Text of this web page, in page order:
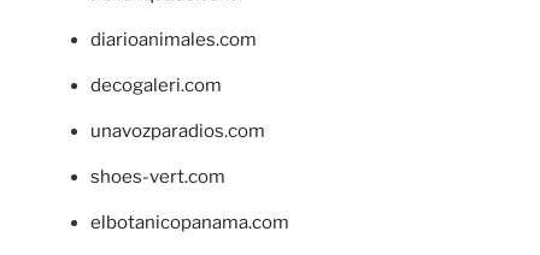
diarioanimales.com
decogaleri.com
unavozparadios.com
shoes-vert.com
elbotanicopanama.com